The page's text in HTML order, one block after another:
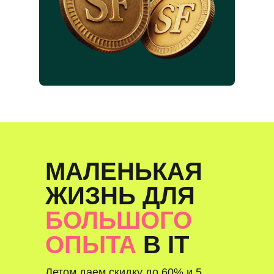
МАЛЕНЬКАЯ
ЖИЗНЬ ДЛЯ
БОЛЬШОГО
ОПЫТА В IT